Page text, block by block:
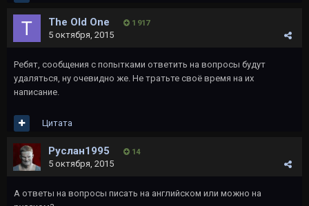
The Old One 1 917
5 октября, 2015
Ребят, сообщения с попытками ответить на вопросы будут
удаляться, ну очевидно же. Не тратьте своё время на их
написание.
Цитата
Руслан1995 14
5 октября, 2015
А ответы на вопросы писать на английском или можно на